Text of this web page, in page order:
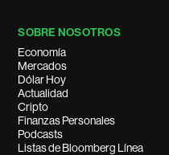
SOBRE NOSOTROS
Economía
Mercados
Dólar Hoy
Actualidad
Cripto
Finanzas Personales
Podcasts
Listas de Bloomberg Línea